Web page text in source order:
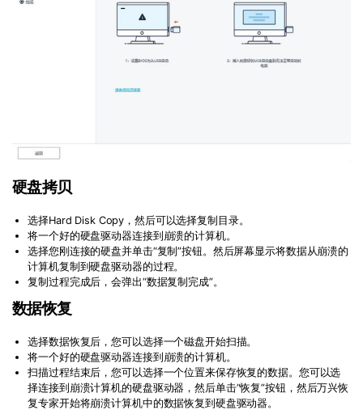
硬盘拷贝
选择Hard Disk Copy，然后可以选择复制目录。
将一个好的硬盘驱动器连接到崩溃的计算机。
选择您刚连接的硬盘并单击“复制”按钮。然后屏幕显示将数据从崩溃的
计算机复制到硬盘驱动器的过程。
复制过程完成后，会弹出“数据复制完成”。
数据恢复
选择数据恢复后，您可以选择一个磁盘开始扫描。
将一个好的硬盘驱动器连接到崩溃的计算机。
扫描过程结束后，您可以选择一个位置来保存恢复的数据。您可以选
择连接到崩溃计算机的硬盘驱动器，然后单击“恢复”按钮，然后万兴恢
复专家开始将崩溃计算机中的数据恢复到硬盘驱动器。